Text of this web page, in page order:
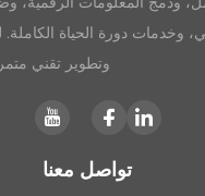
وخدمات دورة الحياة
وتطوير تقني
تواصل معنا